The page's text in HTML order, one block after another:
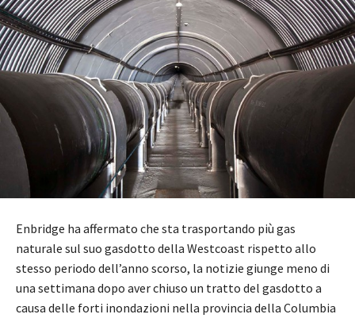
Enbridge ha affermato che sta trasportando più gas
naturale sul suo gasdotto della Westcoast rispetto allo
stesso periodo dell’anno scorso, la notizie giunge meno di
una settimana dopo aver chiuso un tratto del gasdotto a
causa delle forti inondazioni nella provincia della Columbia